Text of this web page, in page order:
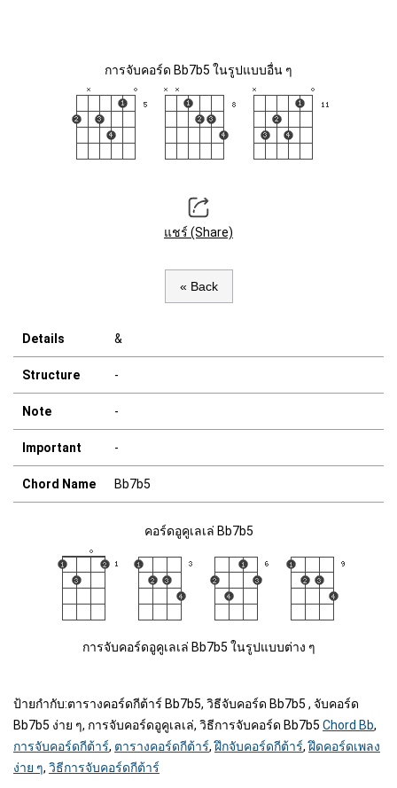
การจับคอร์ด Bb7b5 ในรูปแบบอื่น ๆ
แชร์ (Share)
« Back
Details &
Structure -
Note -
Important -
Chord Name Bb7b5
คอร์ดอูคูเลเล่ Bb7b5
การจับคอร์ดอูคูเลเล่ Bb7b5 ในรูปแบบต่าง ๆ
ป้ายกำกับ:ตารางคอร์ดกีต้าร์ Bb7b5, วิธีจับคอร์ด Bb7b5 , จับคอร์ด
Bb7b5 ง่าย ๆ, การจับคอร์ดอูคูเลเล่, วิธีการจับคอร์ด Bb7b5 Chord Bb,
การจับคอร์ดกีต้าร์, ตารางคอร์ดกีต้าร์,ฝึกจับคอร์ดกีต้าร์,ฝึดคอร์ดเพลง
ง่าย ๆ, วิธีการจับคอร์ดกีต้าร์